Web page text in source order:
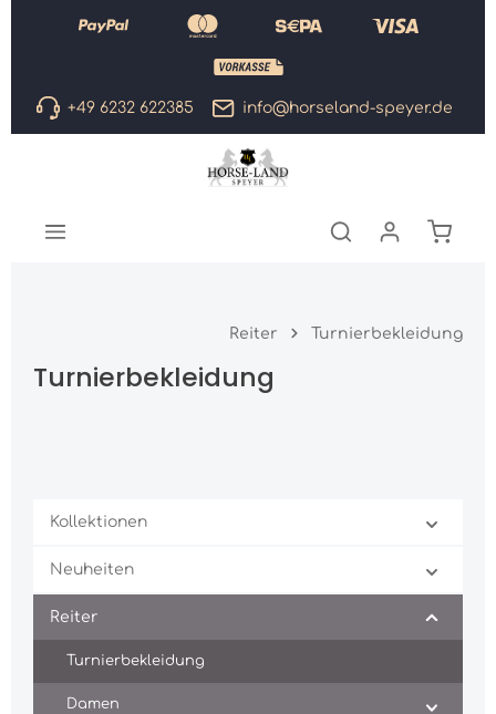
Zum Hauptinhalt springen
+49 6232 622385 info@horseland-speyer.de
Reiter Turnierbekleidung
Turnierbekleidung
Kollektionen
Neuheiten
Reiter
Turnierbekleidung
Damen